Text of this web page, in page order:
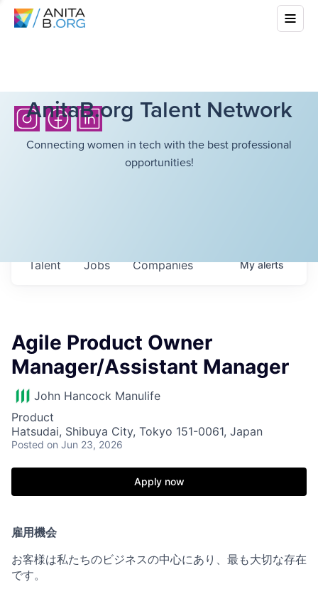
AnitaB.org Talent Network
Connecting women in tech with the best professional
opportunities!
Jobs Companies
Talent Myalerts
Agile Product Owner
Manager/Assistant Manager
John Hancock Manulife
Product
Hatsudai, Shibuya City, Tokyo 151-0061, Japan
Posted on Jun 23, 2026
Apply now
雇用機会
お客様は私たちのビジネスの中心にあり、最も大切な存在
です。